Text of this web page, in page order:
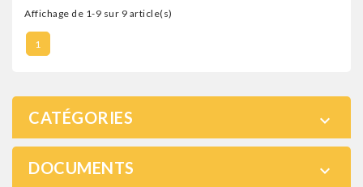
Affichage de 1-9 sur 9 article(s)
1
CATÉGORIES 
DOCUMENTS 